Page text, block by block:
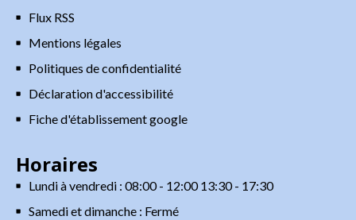
Flux RSS
Mentions légales
Politiques de confidentialité
Déclaration d'accessibilité
Fiche d'établissement google
Horaires
Lundi à vendredi : 08:00 - 12:00 13:30 - 17:30
Samedi et dimanche : Fermé